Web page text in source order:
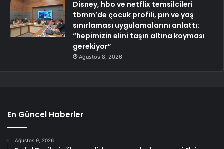
Disney, hbo ve netflix temsilcileri
tbmm’de çocuk profili, pın ve yaş
sınırlaması uygulamalarını anlattı:
“hepimizin elini taşın altına koyması
gerekiyor”
Ağustos 8, 2026
En Güncel Haberler
Ağustos 9, 2026